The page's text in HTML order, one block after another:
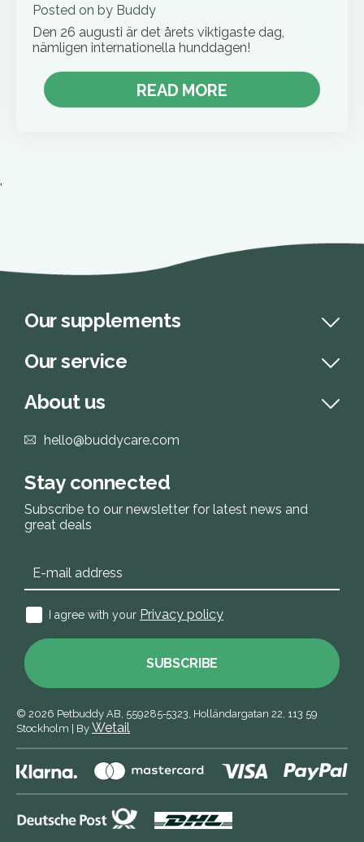
Posted on by Buddy
Den 26 augusti är det årets viktigaste dag,
nämligen internationella hunddagen!
READ MORE
'
Our supplements
Our service
About us
hello@buddycare.com
Stay connected
Subscribe to our newsletter for latest news and
great deals
I agree with your Privacy policy
SUBSCRIBE
© 2026 Petbuddy AB, 559285‑5323, Holländargatan 22, 113 59
Stockholm
By Wetail